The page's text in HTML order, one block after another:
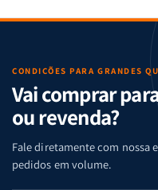
CONDIÇÕES PARA GRANDES
Vai comprar
ou revenda?
Fale diretamente com nossa
pedidos em volume.